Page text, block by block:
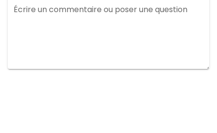
Écrire un commentaire ou poser une question